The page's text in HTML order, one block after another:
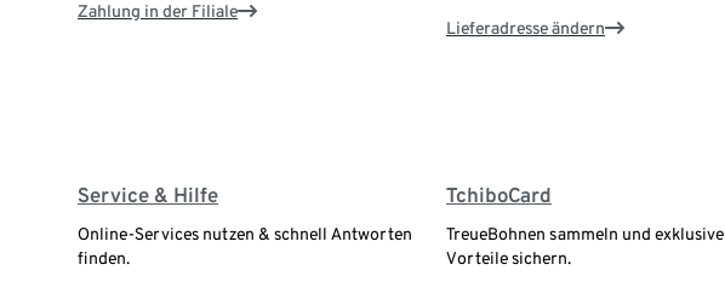
Zahlung in der Filiale
Lieferadresse ändern
Service & Hilfe
Online-Services nutzen & schnell Antworten
finden.
TchiboCard
TreueBohnen sammeln und exklusive
Vorteile sichern.